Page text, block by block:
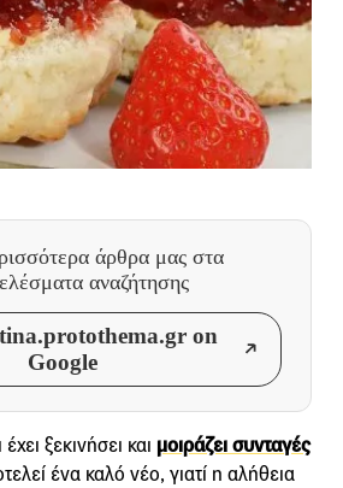
άρθρα μας στα
αναζήτησης
on
Google
ξεκινήσει και μοιράζει συνταγές
ένα καλό νέο, γιατί η αλήθεια